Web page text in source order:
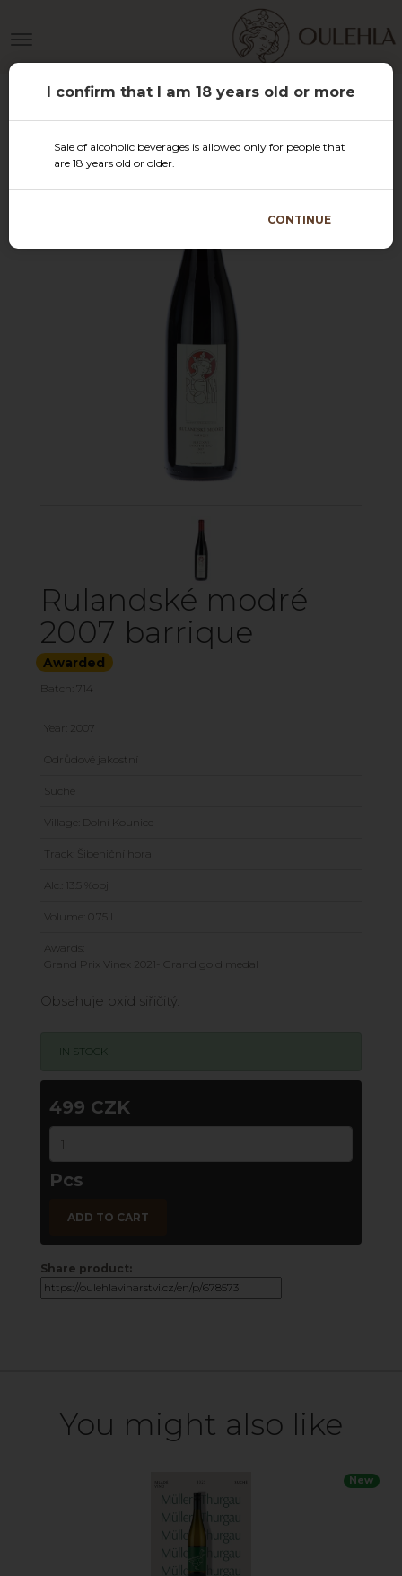
I confirm that I am 18 years old or more
Sale of alcoholic beverages is allowed only for people that
are 18 years old or older.
CONTINUE
Rulandské modré
2007 barrique
Awarded
Batch: 714
Year: 2007
Odrůdové jakostní
Suché
Village: Dolní Kounice
Track: Šibeniční hora
Alc.: 13.5 %obj
Volume: 0.75 l
Awards:
Grand Prix Vinex 2021- Grand gold medal
Obsahuje oxid siřičitý.
IN STOCK
499 CZK
Pcs
ADD TO CART
Share product:
You might also like
New